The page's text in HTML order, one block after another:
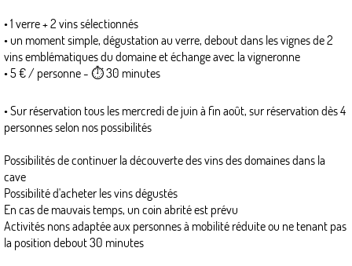
• 1 verre + 2 vins sélectionnés
• un moment simple, dégustation au verre, debout dans les vignes de 2
vins emblématiques du domaine et échange avec la vigneronne
• 5 € / personne - ⏱ 30 minutes
• Sur réservation tous les mercredi de juin à fin août, sur réservation dès 4
personnes selon nos possibilités
Possibilités de continuer la découverte des vins des domaines dans la
cave
Possibilité d'acheter les vins dégustés
En cas de mauvais temps, un coin abrité est prévu
Activités nons adaptée aux personnes à mobilité réduite ou ne tenant pas
la position debout 30 minutes